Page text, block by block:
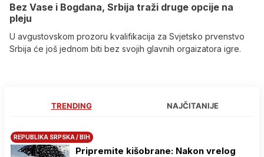
Bez Vase i Bogdana, Srbija traži druge opcije na
pleju
U avgustovskom prozoru kvalifikacija za Svjetsko prvenstvo
Srbija će još jednom biti bez svojih glavnih orgaizatora igre.
TRENDING NAJČITANIJE
REPUBLIKA SRPSKA / BIH
Pripremite kišobrane: Nakon vrelog